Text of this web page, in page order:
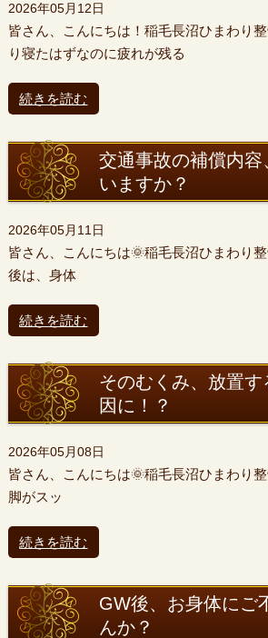
2026年05月12日
皆さん、こんにちは！稲毛長沼ひまわり
り寝たはずなのに疲れが残る
続きを読む
交通事故の補償内容
いますか？
2026年05月11日
皆さん、こんにちは🌞稲毛長沼ひまわり
後は、身体
続きを読む
そのむくみ、放置
因に！？
2026年05月08日
皆さん、こんにちは🌞稲毛長沼ひまわり
脚がスッ
続きを読む
GW後、お身体にご
んか？